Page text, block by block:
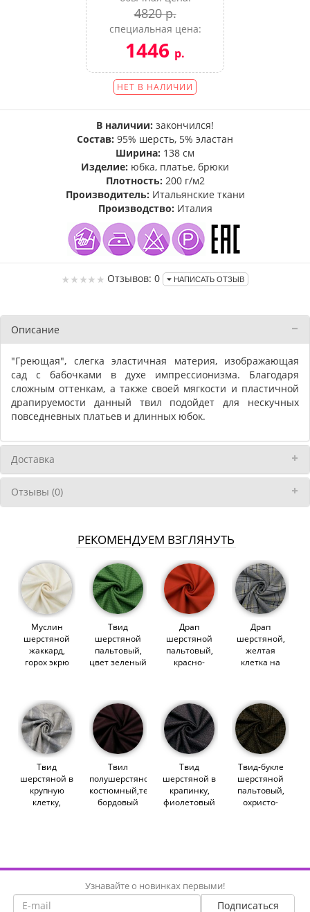
4820 р.
специальная цена:
1446 р.
НЕТ В НАЛИЧИИ
В наличии: закончился!
Состав: 95% шерсть, 5% эластан
Ширина: 138 см
Изделие: юбка, платье, брюки
Плотность: 200 г/м2
Производитель: Итальянские ткани
Производство: Италия
Отзывов: 0 НАПИСАТЬ ОТЗЫВ
Описание
"Греющая", слегка эластичная материя, изображающая
сад с бабочками в духе импрессионизма. Благодаря
сложным оттенкам, а также своей мягкости и пластичной
драпируемости данный твил подойдет для нескучных
повседневных платьев и длинных юбок.
Доставка
Отзывы (0)
РЕКОМЕНДУЕМ ВЗГЛЯНУТЬ
Муслин
шерстяной
жаккард,
горох экрю
Твид
шерстяной
пальтовый,
цвет зеленый
Драп
шерстяной
пальтовый,
красно-
Драп
шерстяной,
желтая
клетка на
Твид
шерстяной в
крупную
клетку,
Твил
полушерстяной
костюмный,темно-
бордовый
Твид
шерстяной в
крапинку,
фиолетовый
Твид-букле
шерстяной
пальтовый,
охристо-
Узнавайте о новинках первыми!